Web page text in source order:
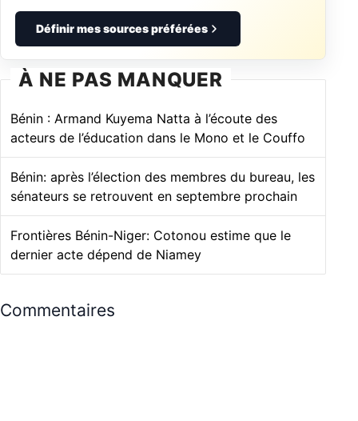
Définir mes sources préférées
À NE PAS MANQUER
Bénin : Armand Kuyema Natta à l’écoute des
acteurs de l’éducation dans le Mono et le Couffo
Bénin: après l’élection des membres du bureau, les
sénateurs se retrouvent en septembre prochain
Frontières Bénin-Niger: Cotonou estime que le
dernier acte dépend de Niamey
Commentaires